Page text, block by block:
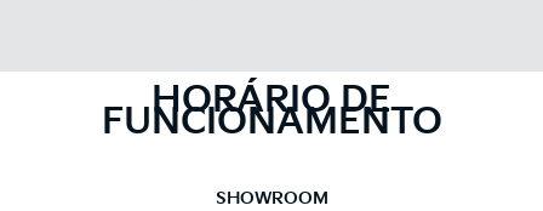
HORÁRIO DE
FUNCIONAMENTO
SHOWROOM